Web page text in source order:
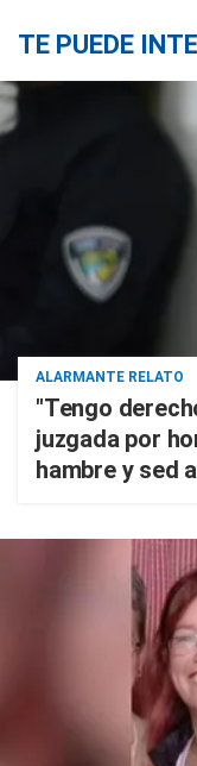
TE PUEDE
ALARMANTE RELATO
"Tengo
juzgada por
hambre y sed